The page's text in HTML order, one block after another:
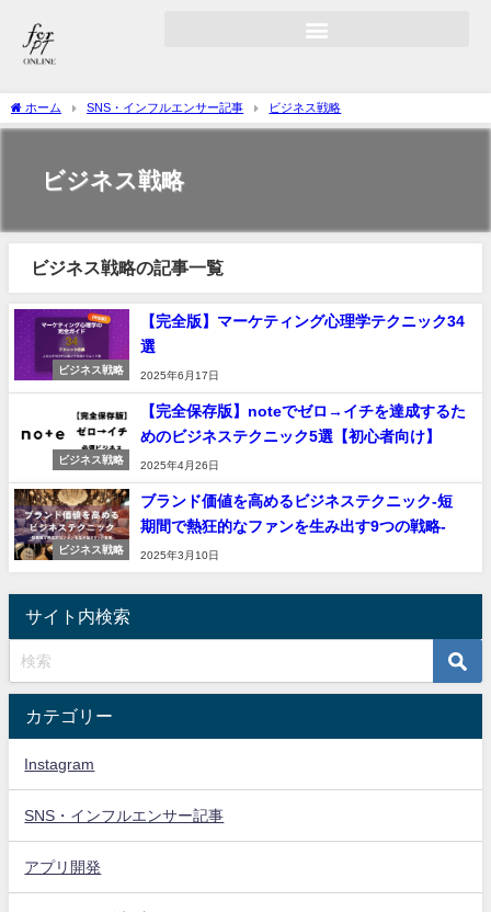
ホーム SNS・インフルエンサー記事 ビジネス戦略
ビジネス戦略
ビジネス戦略の記事一覧
ビジネス戦略
【完全版】マーケティング心理学テクニック34
選
2025年6月17日
ビジネス戦略
【完全保存版】noteでゼロ→イチを達成するた
めのビジネステクニック5選【初心者向け】
2025年4月26日
ビジネス戦略
ブランド価値を高めるビジネステクニック-短
期間で熱狂的なファンを生み出す9つの戦略-
2025年3月10日
サイト内検索
カテゴリー
Instagram
SNS・インフルエンサー記事
アプリ開発